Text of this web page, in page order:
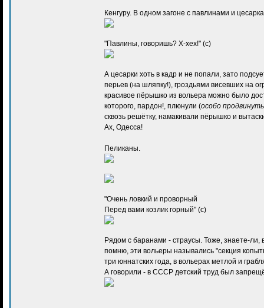
Кенгуру. В одном загоне с павлинами и
"Павлины, говоришь? Х-хех!" (с)
А цесарки хоть в кадр и не попали, зато
перьев (на шляпку!), гроздьями висевших на
красивое пёрышко из вольера можно было
которого, пардон!, плюнули (особо
сквозь решётку, намакивали пёрышко и
Ах, Одесса!
Пеликаны.
"Очень ловкий и проворный
Перед вами козлик горный" (с)
Рядом с баранами - страусы. Тоже, знаете-ли,
помню, эти вольеры назывались "секция
три юннатских года, в вольерах метлой и
А говорили - в СССР детский труд был